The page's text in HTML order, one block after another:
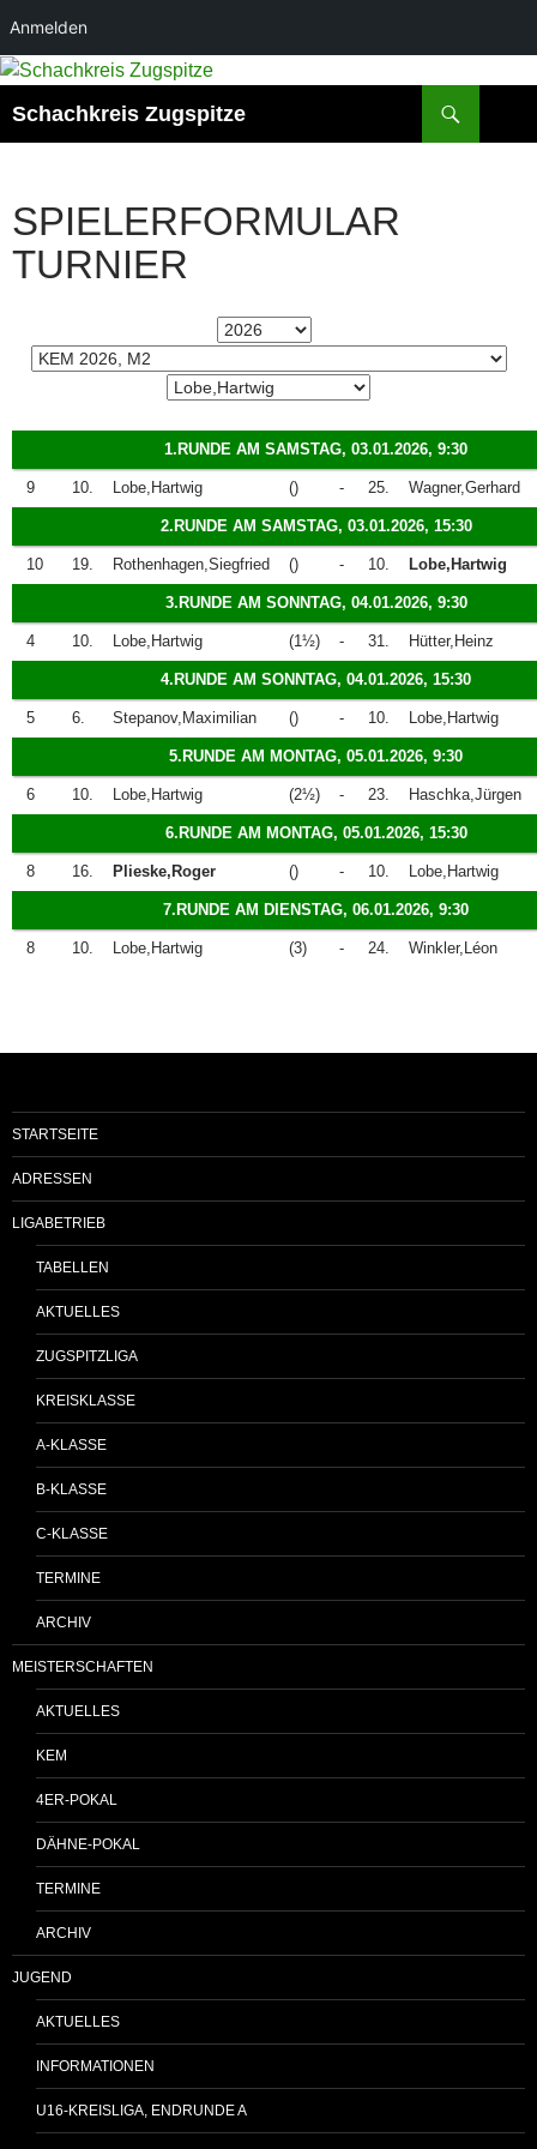
Anmelden
Zum
springen
Schachkreis Zugspitze
SPIELERFORMULAR
TURNIER
1.RUNDE AM SAMSTAG, 03.01.2026, 9:30
9 10. Lobe,Hartwig () - 25. Wagner,Gerhard
2.RUNDE AM SAMSTAG, 03.01.2026, 15:30
10 19. Rothenhagen,Siegfried () - 10. Lobe,Hartwig
3.RUNDE AM SONNTAG, 04.01.2026, 9:30
4 10. Lobe,Hartwig (1½) - 31. Hütter,Heinz
4.RUNDE AM SONNTAG, 04.01.2026, 15:30
5 6. Stepanov,Maximilian () - 10. Lobe,Hartwig
5.RUNDE AM MONTAG, 05.01.2026, 9:30
6 10. Lobe,Hartwig (2½) - 23. Haschka,Jürgen
6.RUNDE AM MONTAG, 05.01.2026, 15:30
8 16. Plieske,Roger () - 10. Lobe,Hartwig
7.RUNDE AM DIENSTAG, 06.01.2026, 9:30
8 10. Lobe,Hartwig (3) - 24. Winkler,Léon
STARTSEITE
ADRESSEN
LIGABETRIEB
TABELLEN
AKTUELLES
ZUGSPITZLIGA
KREISKLASSE
A-KLASSE
B-KLASSE
C-KLASSE
TERMINE
ARCHIV
MEISTERSCHAFTEN
AKTUELLES
KEM
4ER-POKAL
DÄHNE-POKAL
TERMINE
ARCHIV
JUGEND
AKTUELLES
INFORMATIONEN
U16-KREISLIGA, ENDRUNDE A